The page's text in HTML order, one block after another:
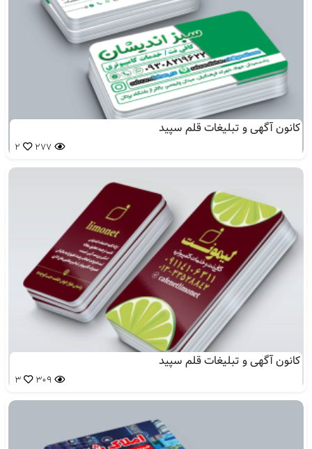
کانون آگهی و تبلیغات قلم سپید
277
2
کانون آگهی و تبلیغات قلم سپید
309
3